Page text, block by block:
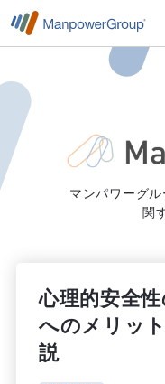
マンパワーグ
関
心理的安全
へのメリッ
説